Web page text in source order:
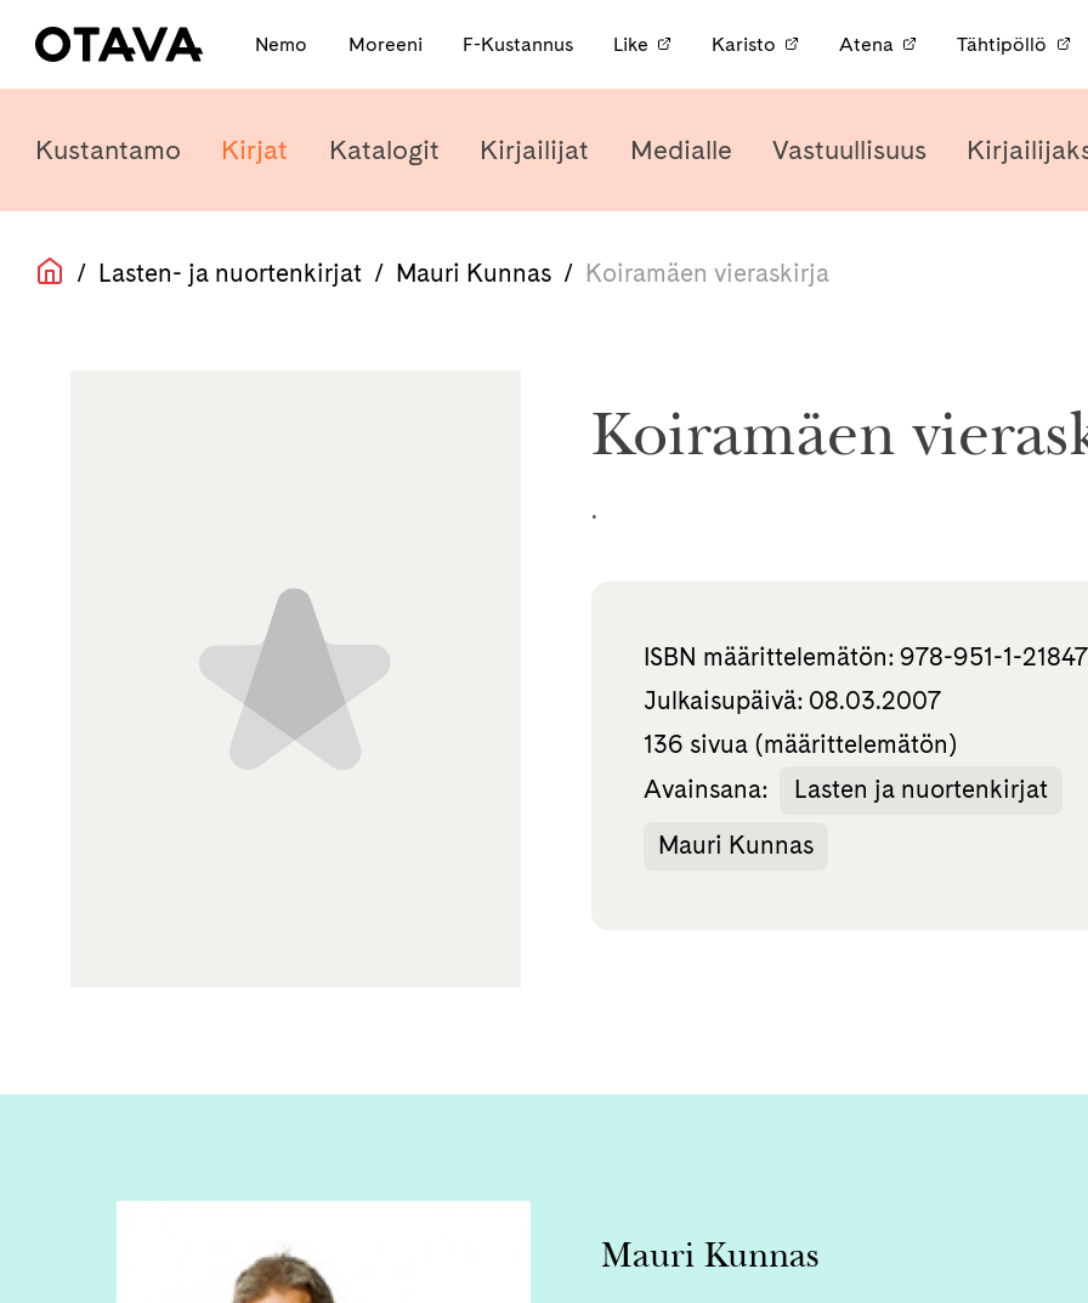
Nemo Moreeni F-Kustannus Like Karisto Atena Tähtipöllö
Kustantamo Kirjat Katalogit Kirjailijat Medialle Vastuullisuus
/ Lasten- ja nuortenkirjat / Mauri Kunnas / Koiramäen vieraskirja
Koiramäen
.
ISBN määrittelemätön: 978-951-1-
Julkaisupäivä: 08.03.2007
136 sivua (määrittelemätön)
Avainsana:
Lasten ja nuortenkirjat
Mauri Kunnas
Mauri Kunnas